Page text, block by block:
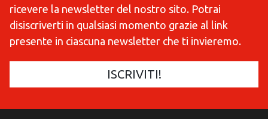
ricevere la newsletter del nostro sito. Potrai
disiscriverti in qualsiasi momento grazie al link
presente in ciascuna newsletter che ti invieremo.